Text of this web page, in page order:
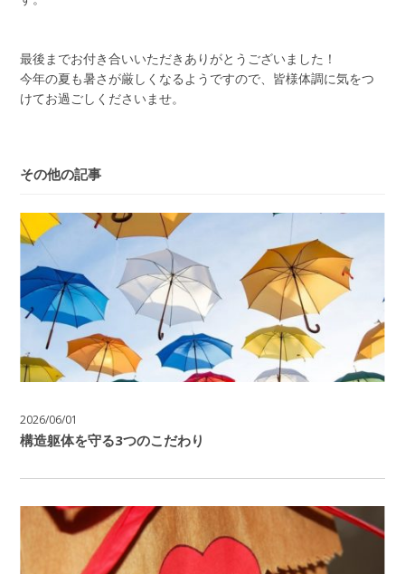
最後までお付き合いいただきありがとうございました！
今年の夏も暑さが厳しくなるようですので、皆様体調に気をつ
けてお過ごしくださいませ。
その他の記事
2026/06/01
構造躯体を守る3つのこだわり